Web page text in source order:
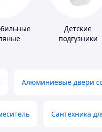
Детские
подгузники
Алюминиевые двери
Сантехника